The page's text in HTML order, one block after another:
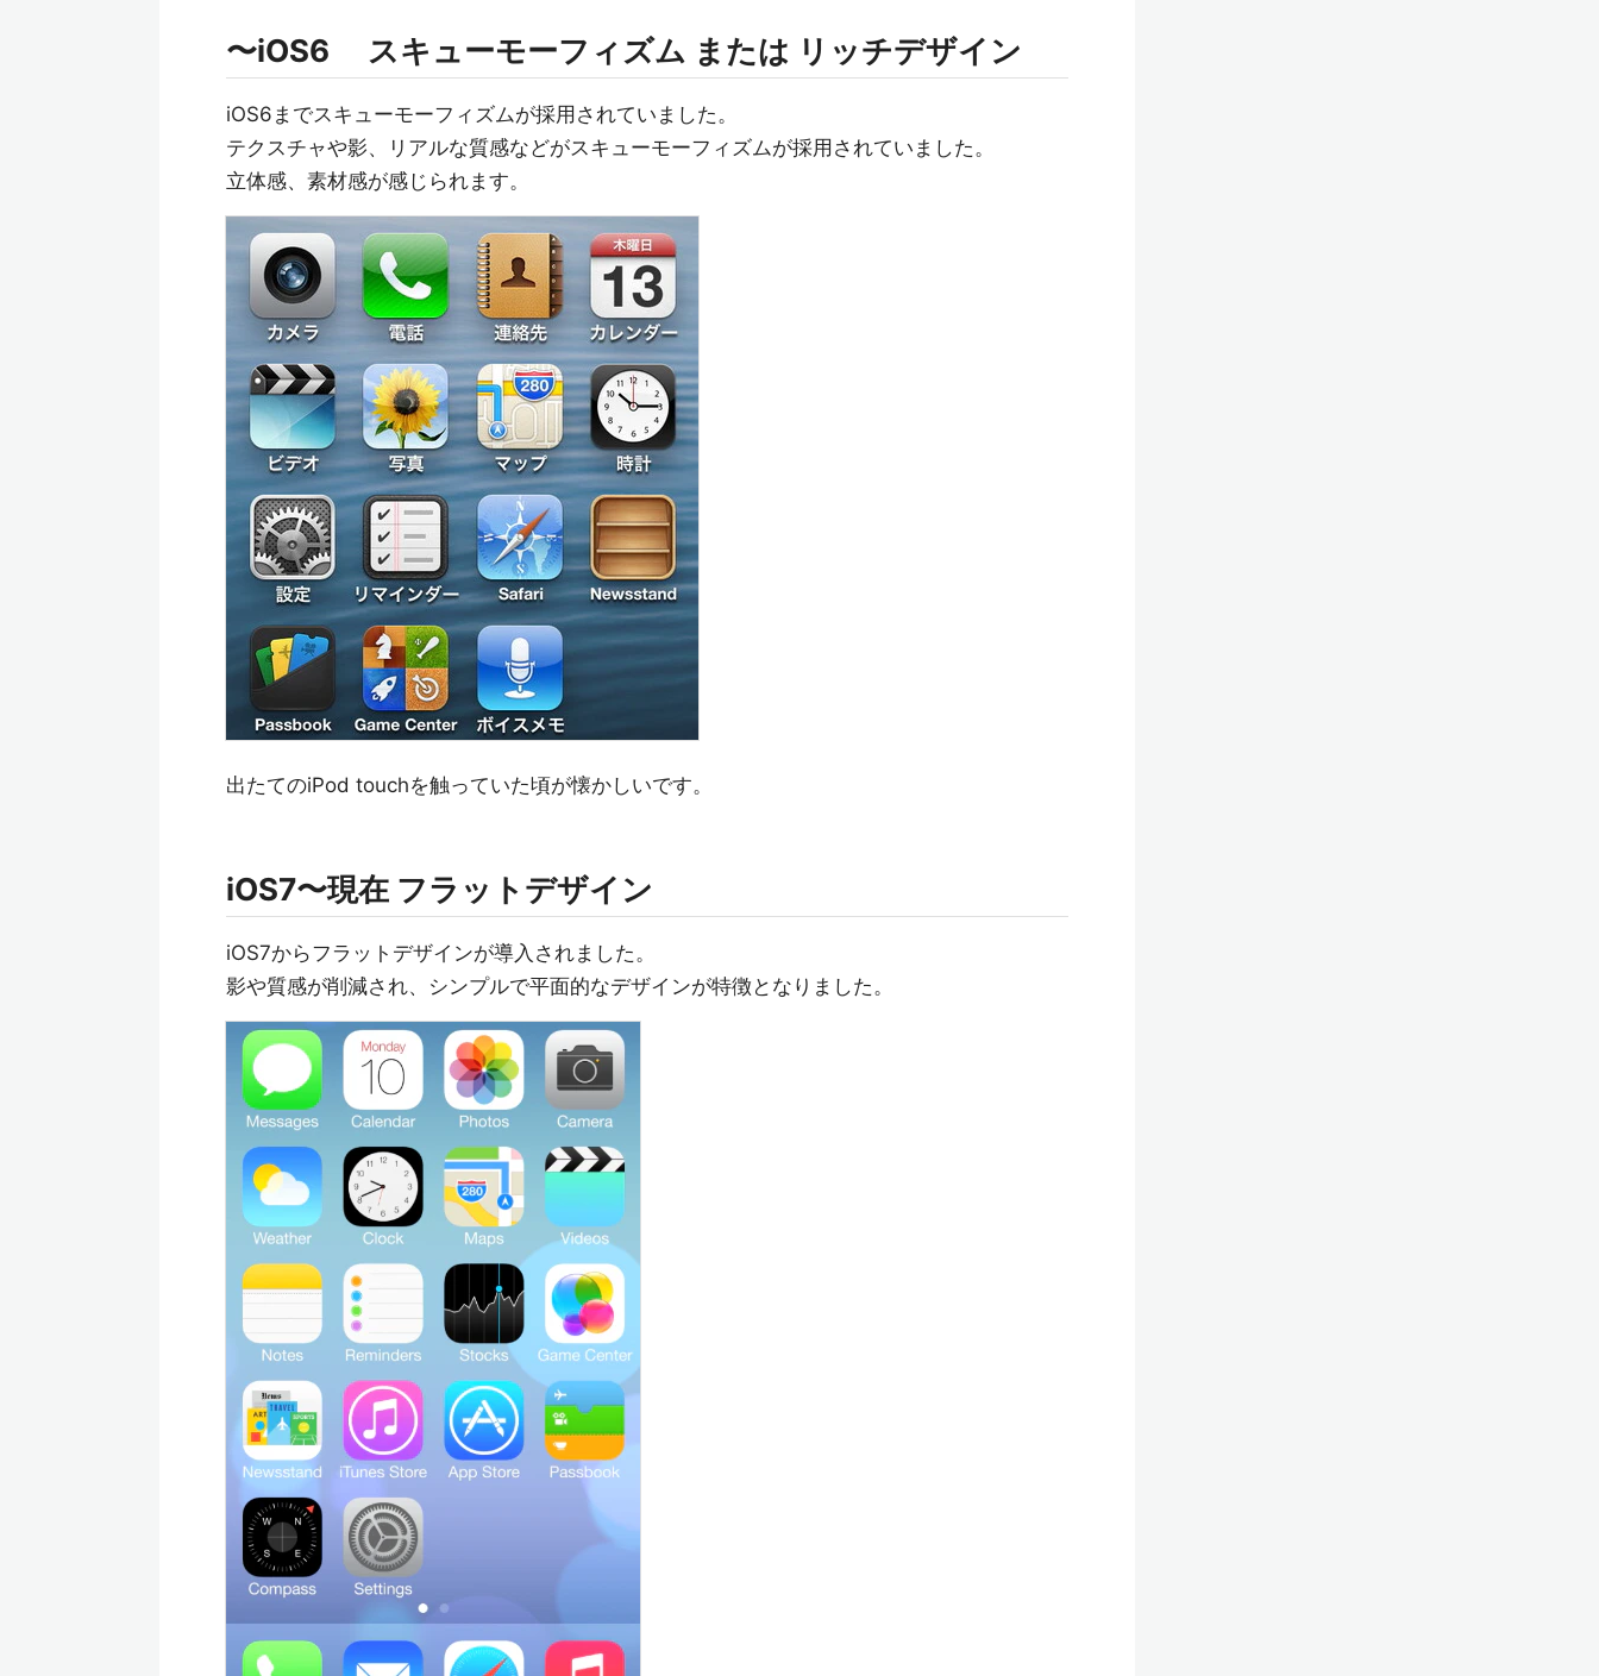
〜iOS6 スキューモーフィズム または リッチデザイン
iOS6までスキューモーフィズムが採用されていました。
テクスチャや影、リアルな質感などがスキューモーフィズムが採用されていました。
立体感、素材感が感じられます。
出たてのiPod touchを触っていた頃が懐かしいです。
iOS7〜現在 フラットデザイン
iOS7からフラットデザインが導入されました。
影や質感が削減され、シンプルで平面的なデザインが特徴となりました。